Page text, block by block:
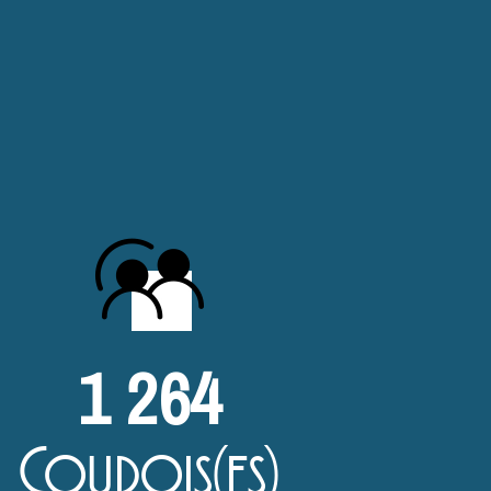
1 264
Coudois(es)